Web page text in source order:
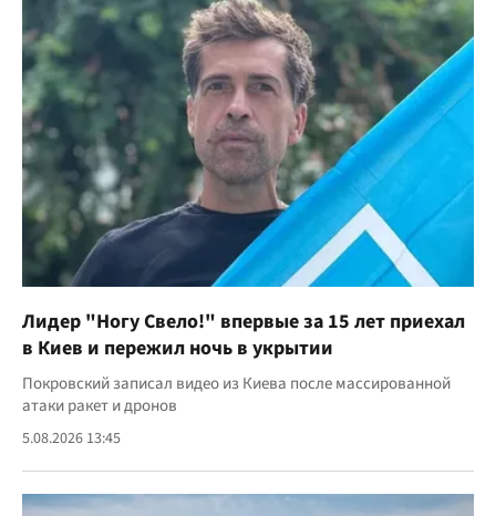
Лидер "Ногу Свело!" впервые за 15 лет приехал
в Киев и пережил ночь в укрытии
Покровский записал видео из Киева после массированной
атаки ракет и дронов
5.08.2026 13:45